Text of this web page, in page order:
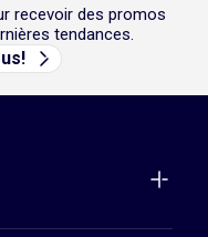
recevoir des promos
tendances.